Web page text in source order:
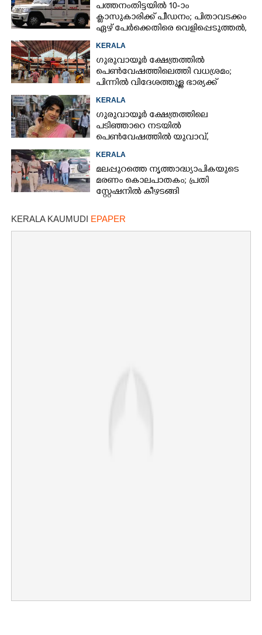
പത്തനംതിട്ടയിൽ 10-ാം
ക്ലാസുകാരിക്ക് പീഡനം; പിതാവടക്കം
ഏഴ് പേർക്കെതിരെ വെളിപ്പെടുത്തൽ,
KERALA
ഗുരുവായൂർ ക്ഷേത്രത്തിൽ
പെൺവേഷത്തിലെത്തി വധശ്രമം;
പിന്നിൽ വിദേശത്തുള്ള ഭാര്യക്ക്
KERALA
ഗുരുവായൂർ ക്ഷേത്രത്തിലെ
പടിഞ്ഞാറെ നടയിൽ
പെൺവേഷത്തിൽ യുവാവ്,​
തെളിഞ്ഞത് വൻഗൂഢാലോചന
KERALA
മലപ്പുറത്തെ നൃത്താദ്ധ്യാപികയുടെ
മരണം കൊലപാതകം; പ്രതി
സ്റ്റേഷനിൽ കീഴടങ്ങി
KERALA KAUMUDI EPAPER